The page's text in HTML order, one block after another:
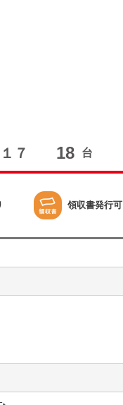
７ 18 台
領収書発行可